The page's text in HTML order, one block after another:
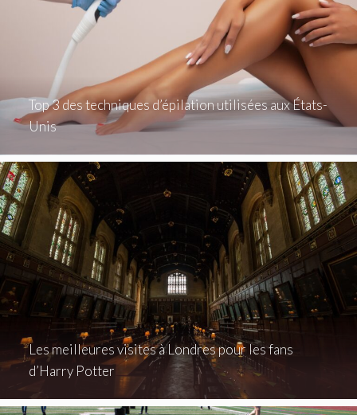
Top 3 des techniques d’épilation utilisées aux États-
Unis
Les meilleures visites à Londres pour les fans
d’Harry Potter